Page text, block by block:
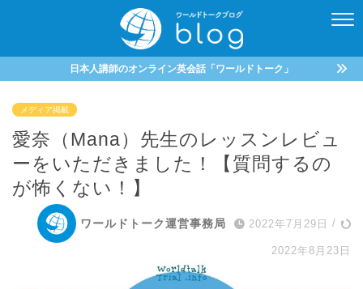
日本人講師のオンライン英会話「ワールドトーク」
メディア掲載
愛奈（Mana）先生のレッスンレビュ
ーをいただきました！【質問するの
が怖くない！】
ワールドトーク運営事務局 2022年7月29日 /
2022年8月23日